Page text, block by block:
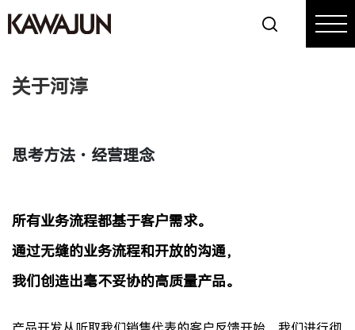
关于河淳
思考方法・经营理念
所有业务流程都基于客户需求。
通过无缝的业务流程和开放的沟通，
我们创造出毫不妥协的高质量产品。